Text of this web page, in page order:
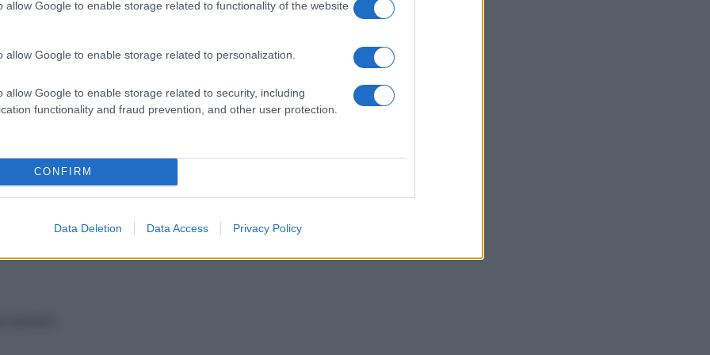
allow Google to enable storage related to functionality of the website
allow Google to enable storage related to personalization.
allow Google to enable storage related to security, including
functionality and fraud prevention, and other user protection.
CONFIRM
Data Deletion Data Access Privacy Policy
– Acqua depurata. CENTRUM fiale polvere:
1–2 flaconcini al giorno Fiale: 1 fiala al giorno
lenta.